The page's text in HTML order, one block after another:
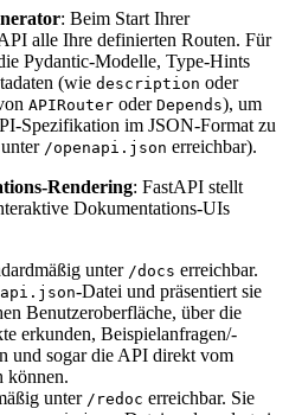
: Beim Start Ihrer
alle Ihre definierten Routen. Für
Pydantic-Modelle, Type-Hints
(wie description oder
APIRouter oder Depends), um
Spezifikation im JSON-Format zu
/openapi.json erreichbar).
Rendering: FastAPI stellt
Dokumentations-UIs
unter /docs erreichbar.
-Datei und präsentiert sie
Benutzeroberfläche, über die
erkunden, Beispielanfragen/-
und sogar die API direkt vom
können.
unter /redoc erreichbar. Sie